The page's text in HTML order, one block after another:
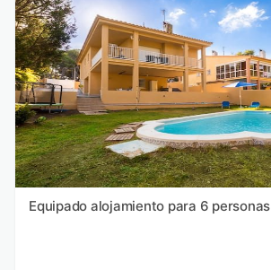
Equipado alojamiento para 6 personas